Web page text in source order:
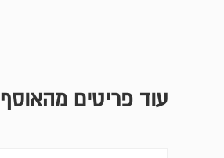
עוד פריטים מהאוסף